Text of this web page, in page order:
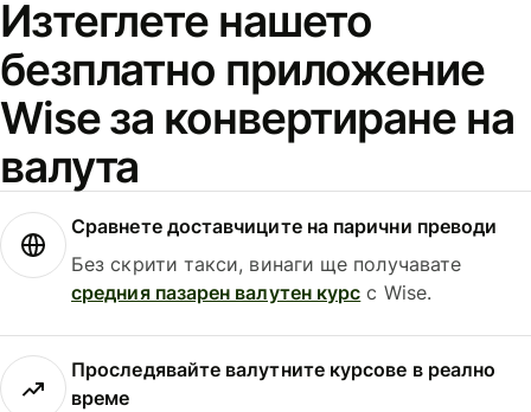
Изтеглете нашето
безплатно приложение
Wise за конвертиране на
валута
Сравнете доставчиците на парични преводи
Без скрити такси, винаги ще получавате
средния пазарен валутен курс с Wise.
Проследявайте валутните курсове в реално
време